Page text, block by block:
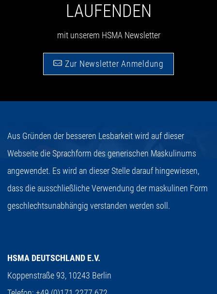
LAUFENDEN
mit unserem HSMA Newsletter
Zur Newsletter Anmeldung
Aus Gründen der besseren Lesbarkeit wird auf dieser
Webseite die Sprachform des generischen Maskulinums
angewendet. Es wird an dieser Stelle darauf hingewiesen,
dass die ausschließliche Verwendung der maskulinen Form
geschlechtsunabhängig verstanden werden soll.
HSMA DEUTSCHLAND E.V.
Koppenstraße 93, 10243 Berlin